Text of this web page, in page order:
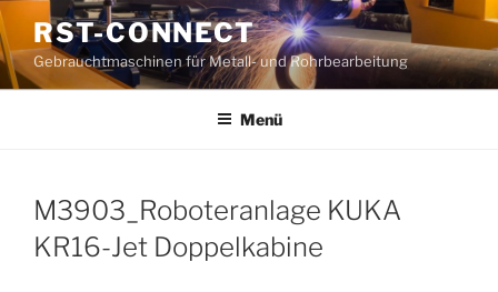
Zum
Inhalt
springen
RST-CONNECT
Gebrauchtmaschinen für Metall- und Rohrbearbeitung
Menü
M3903_Roboteranlage KUKA
KR16-Jet Doppelkabine